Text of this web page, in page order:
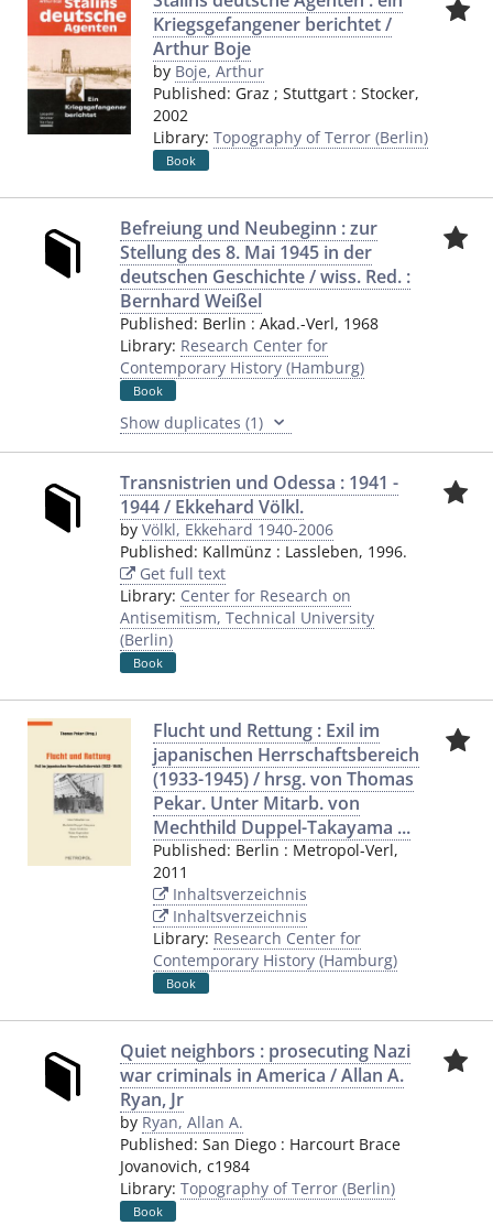
Kriegsgefangener berichtet /
Arthur Boje
by Boje, Arthur
Published: Graz ; Stuttgart: Stocker,
2002
Library: Topography of Terror (Berlin)
Book
Befreiung und Neubeginn : zur
Stellung des 8. Mai 1945 in der
deutschen Geschichte / wiss. Red. :
Bernhard Weißel
Published: Berlin : Akad.-Verl, 1968
Library: Research Center for
Contemporary History (Hamburg)
Book
Show duplicates (1)
Transnistrien und Odessa : 1941 -
1944 / Ekkehard Völkl.
by Völkl, Ekkehard 1940-2006
Published: Kallmünz : Lassleben, 1996.
Get full text
Library: Center for Research on
Antisemitism, Technical University
(Berlin)
Book
Flucht und Rettung : Exil im
japanischen Herrschaftsbereich
(1933-1945) / hrsg. von Thomas
Pekar. Unter Mitarb. von
Mechthild Duppel-Takayama ...
Published: Berlin : Metropol-Verl,
2011
Inhaltsverzeichnis
Inhaltsverzeichnis
Library: Research Center for
Contemporary History (Hamburg)
Book
Quiet neighbors : prosecuting Nazi
war criminals in America / Allan A.
Ryan, Jr
by Ryan, Allan A.
Published: San Diego : Harcourt Brace
Jovanovich, c1984
Library: Topography of Terror (Berlin)
Book